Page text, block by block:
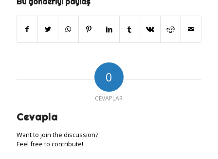
0
CEVAPLAR
Cevapla
Want to join the discussion?
Feel free to contribute!